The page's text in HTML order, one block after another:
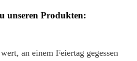
unseren Produkten:
an einem Feiertag gegessen